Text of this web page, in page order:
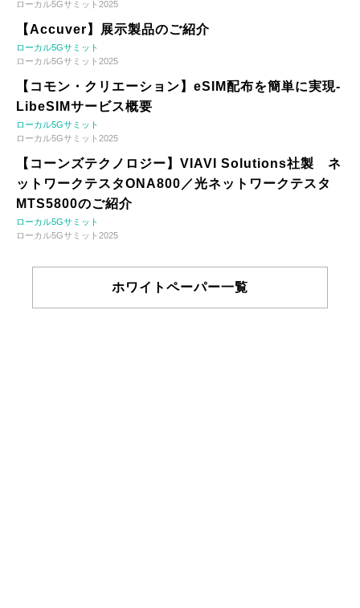
ローカル5Gサミット2025
【Accuver】展示製品のご紹介
ローカル5Gサミット
ローカル5Gサミット2025
【コモン・クリエーション】eSIM配布を簡単に実現-
LibeSIMサービス概要
ローカル5Gサミット
ローカル5Gサミット2025
【コーンズテクノロジー】VIAVI Solutions社製 ネ
ットワークテスタONA800／光ネットワークテスタ
MTS5800のご紹介
ローカル5Gサミット
ローカル5Gサミット2025
ホワイトペーパー一覧